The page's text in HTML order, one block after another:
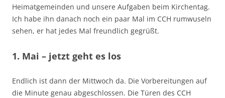
Heimatgemeinden und unsere Aufgaben beim Kirchentag.
Ich habe ihn danach noch ein paar Mal im CCH rumwuseln
sehen, er hat jedes Mal freundlich gegrüßt.
1. Mai – jetzt geht es los
Endlich ist dann der Mittwoch da. Die Vorbereitungen auf
die Minute genau abgeschlossen. Die Türen des CCH